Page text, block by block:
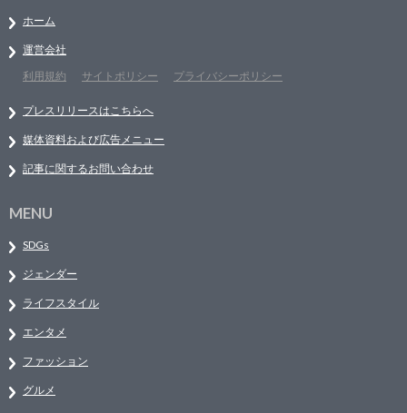
ホーム
運営会社
利用規約
サイトポリシー プライバシーポリシー
プレスリリースはこちらへ
媒体資料および広告メニュー
記事に関するお問い合わせ
MENU
SDGs
ジェンダー
ライフスタイル
エンタメ
ファッション
グルメ